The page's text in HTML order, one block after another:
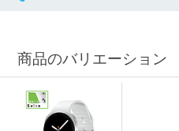
商品のバリエーション